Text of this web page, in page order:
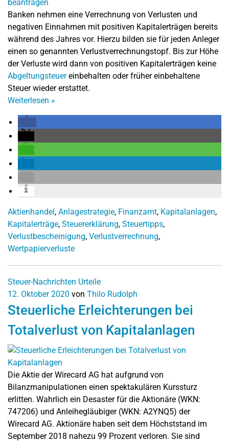
Banken nehmen eine Verrechnung von Verlusten und
negativen Einnahmen mit positiven Kapitalerträgen bereits
während des Jahres vor. Hierzu bilden sie für jeden Anleger
einen so genannten Verlustverrechnungstopf. Bis zur Höhe
der Verluste wird dann von positiven Kapitalerträgen keine
Abgeltungsteuereinbehalten oder früher einbehaltene
Steuer wieder erstattet.
Weiterlesen »
Aktienhandel, Anlagestrategie, Finanzamt, Kapitalanlagen,
Kapitalerträge, Steuererklärung, Steuertipps,
Verlustbescheinigung, Verlustverrechnung,
Wertpapierverluste
Steuer-Nachrichten Urteile
12. Oktober 2020 von Thilo Rudolph
Steuerliche Erleichterungen bei
Totalverlust von Kapitalanlagen
Die Aktie der Wirecard AG hat aufgrund von
Bilanzmanipulationen einen spektakulären Kurssturz
erlitten. Wahrlich ein Desaster für die Aktionäre (WKN:
747206) und Anleihegläubiger (WKN: A2YNQ5) der
Wirecard AG. Aktionäre haben seit dem Höchststand im
September 2018 nahezu 99 Prozent verloren. Sie sind